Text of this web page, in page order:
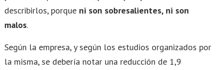
describirlos, porque ni son sobresalientes, ni son
malos.
Según la empresa, y según los estudios organizados por
la misma, se debería notar una reducción de 1,9